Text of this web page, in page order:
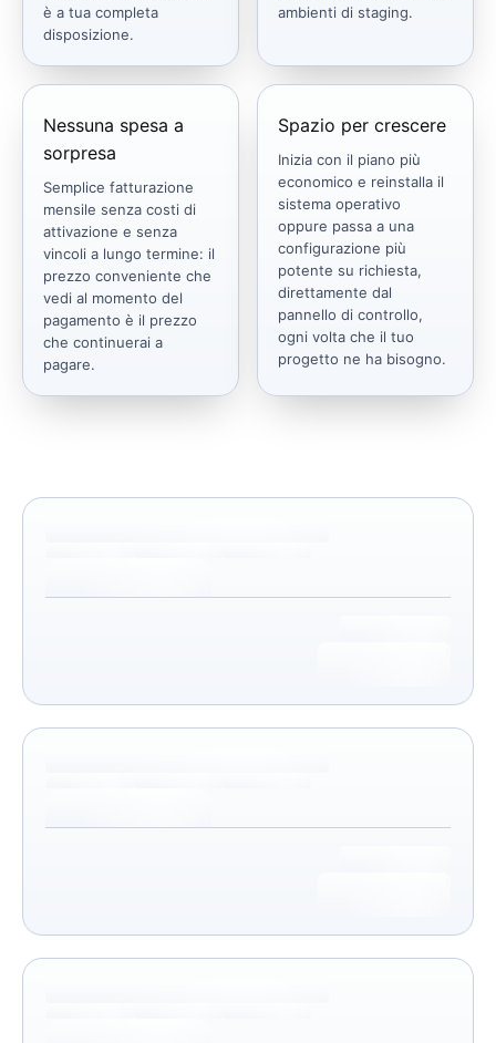
è a tua completa
disposizione.
ambienti di staging.
Nessuna spesa a
sorpresa
Semplice fatturazione
mensile senza costi di
attivazione e senza
vincoli a lungo termine: il
prezzo conveniente che
vedi al momento del
pagamento è il prezzo
che continuerai a
pagare.
Spazio per crescere
Inizia con il piano più
economico e reinstalla il
sistema operativo
oppure passa a una
configurazione più
potente su richiesta,
direttamente dal
pannello di controllo,
ogni volta che il tuo
progetto ne ha bisogno.